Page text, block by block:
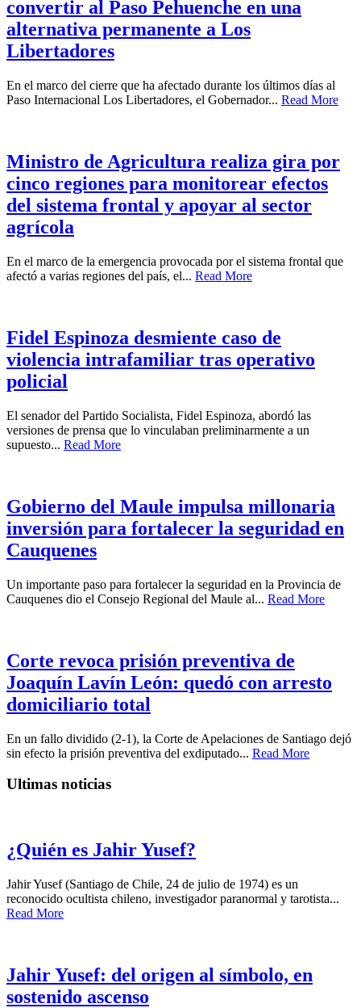
convertir al Paso Pehuenche en una
alternativa permanente a Los
Libertadores
En el marco del cierre que ha afectado durante los últimos días al
Paso Internacional Los Libertadores, el Gobernador... Read More
Ministro de Agricultura realiza gira por
cinco regiones para monitorear efectos
del sistema frontal y apoyar al sector
agrícola
En el marco de la emergencia provocada por el sistema frontal que
afectó a varias regiones del país, el... Read More
Fidel Espinoza desmiente caso de
violencia intrafamiliar tras operativo
policial
El senador del Partido Socialista, Fidel Espinoza, abordó las
versiones de prensa que lo vinculaban preliminarmente a un
supuesto... Read More
Gobierno del Maule impulsa millonaria
inversión para fortalecer la seguridad en
Cauquenes
Un importante paso para fortalecer la seguridad en la Provincia de
Cauquenes dio el Consejo Regional del Maule al... Read More
Corte revoca prisión preventiva de
Joaquín Lavín León: quedó con arresto
domiciliario total
En un fallo dividido (2-1), la Corte de Apelaciones de Santiago dejó
sin efecto la prisión preventiva del exdiputado... Read More
Ultimas noticias
¿Quién es Jahir Yusef?
Jahir Yusef (Santiago de Chile, 24 de julio de 1974) es un
reconocido ocultista chileno, investigador paranormal y tarotista...
Read More
Jahir Yusef: del origen al símbolo, en
sostenido ascenso